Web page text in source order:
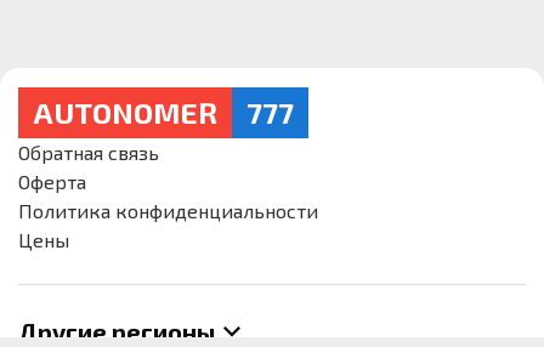
AUTONOMER 777
Обратная связь
Оферта
Политика конфиденциальности
Цены
Другие регионы